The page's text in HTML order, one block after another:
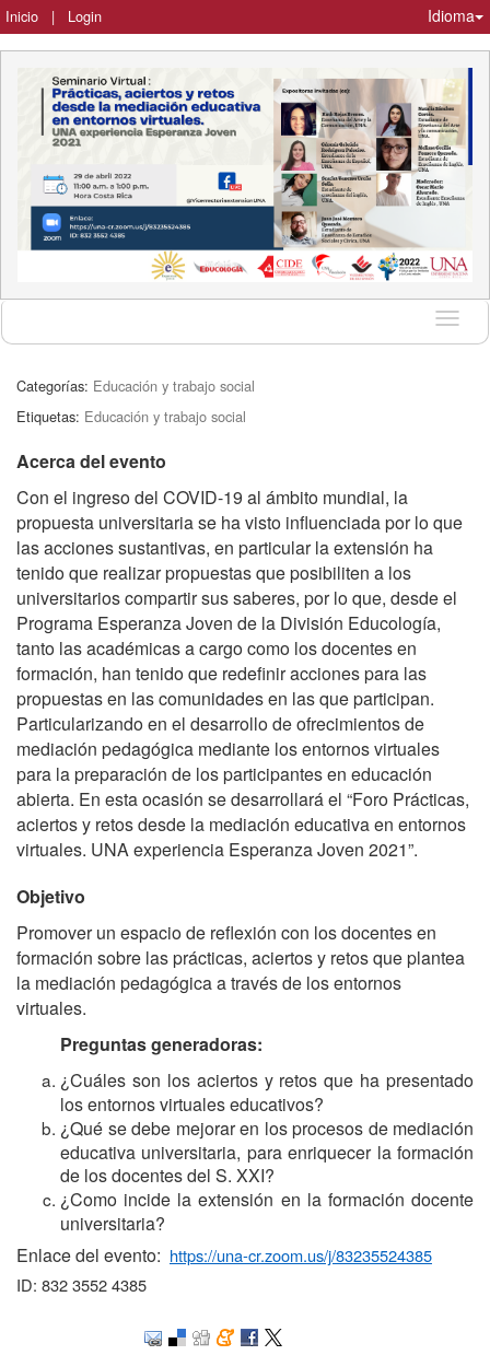
Inicio | Login Idioma
Idioma
Categorías: Educación y trabajo social
Etiquetas: Educación y trabajo social
Acerca del evento
Con el ingreso del COVID-19 al ámbito mundial, la
propuesta universitaria se ha visto influenciada por lo que
las acciones sustantivas, en particular la extensión ha
tenido que realizar propuestas que posibiliten a los
universitarios compartir sus saberes, por lo que, desde el
Programa Esperanza Joven de la División Educología,
tanto las académicas a cargo como los docentes en
formación, han tenido que redefinir acciones para las
propuestas en las comunidades en las que participan.
Particularizando en el desarrollo de ofrecimientos de
mediación pedagógica mediante los entornos virtuales
para la preparación de los participantes en educación
abierta. En esta ocasión se desarrollará el “Foro Prácticas,
aciertos y retos desde la mediación educativa en entornos
virtuales. UNA experiencia Esperanza Joven 2021”.
Objetivo
Promover un espacio de reflexión con los docentes en
formación sobre las prácticas, aciertos y retos que plantea
la mediación pedagógica a través de los entornos
virtuales.
Preguntas generadoras:
¿Cuáles son los aciertos y retos que ha presentado
los entornos virtuales educativos?
¿Qué se debe mejorar en los procesos de mediación
educativa universitaria, para enriquecer la formación
de los docentes del S. XXI?
¿Como incide la extensión en la formación docente
universitaria?
Enlace del evento: https://una-cr.zoom.us/j/83235524385
ID: 832 3552 4385